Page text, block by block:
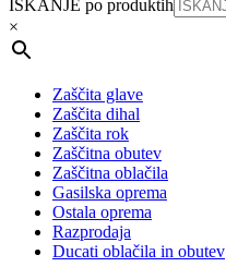
ISKANJE po produktih
×
Zaščita glave
Zaščita dihal
Zaščita rok
Zaščitna obutev
Zaščitna oblačila
Gasilska oprema
Ostala oprema
Razprodaja
Ducati oblačila in obutev